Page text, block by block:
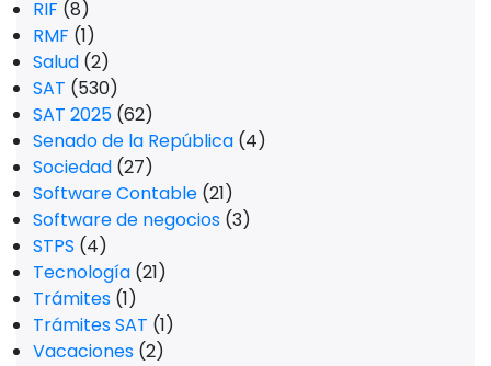
RIF (8)
RMF (1)
Salud (2)
SAT (530)
SAT 2025 (62)
Senado de la República (4)
Sociedad (27)
Software Contable (21)
Software de negocios (3)
STPS (4)
Tecnología (21)
Trámites (1)
Trámites SAT (1)
Vacaciones (2)